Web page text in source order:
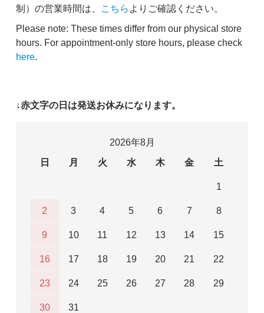
制）の営業時間は、
こちら よりご確認ください。
Please note: These times differ from our physical store
hours. For appointment-only store hours, please check
here.
↓赤文字の日は発送お休みになります。
2026年8月
日
月 火 水 木 金 土
1
2 3 4 5 6 7 8
9 10 11 12 13 14 15
16 17 18 19 20 21 22
23 24 25 26 27 28 29
30 31